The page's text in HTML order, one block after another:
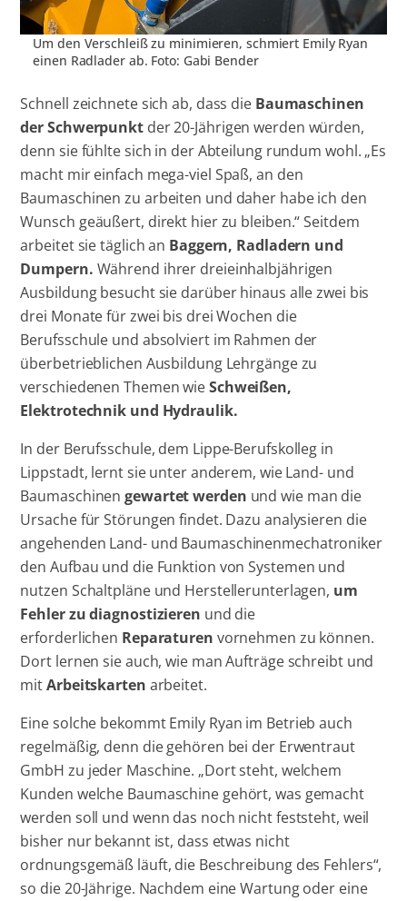
Um den Verschleiß zu minimieren, schmiert Emily Ryan
einen Radlader ab. Foto: Gabi Bender
Schnell zeichnete sich ab, dass die Baumaschinen
der Schwerpunktder 20-Jährigen werden würden,
denn sie fühlte sich in der Abteilung rundum wohl. „Es
macht mir einfach mega-viel Spaß, an den
Baumaschinen zu arbeiten und daher habe ich den
Wunsch geäußert, direkt hier zu bleiben.“ Seitdem
arbeitet sie täglich an Baggern, Radladern und
Dumpern. Während ihrer dreieinhalbjährigen
Ausbildung besucht sie darüber hinaus alle zwei bis
drei Monate für zwei bis drei Wochen die
Berufsschule und absolviert im Rahmen der
überbetrieblichen Ausbildung Lehrgänge zu
verschiedenen Themen wieSchweißen,
Elektrotechnik und Hydraulik.
In der Berufsschule, dem Lippe-Berufskolleg in
Lippstadt, lernt sie unter anderem, wie Land- und
Baumaschinengewartet werden und wie man die
Ursache für Störungen findet. Dazu analysieren die
angehenden Land- und Baumaschinenmechatroniker
den Aufbau und die Funktion von Systemen und
nutzen Schaltpläne und Herstellerunterlagen, um
Fehler zu diagnostizieren und die
erforderlichen Reparaturen vornehmen zu können.
Dort lernen sie auch, wie man Aufträge schreibt und
mitArbeitskarten arbeitet.
Eine solche bekommt Emily Ryan im Betrieb auch
regelmäßig, denn die gehören bei der Erwentraut
GmbH zu jeder Maschine. „Dort steht, welchem
Kunden welche Baumaschine gehört, was gemacht
werden soll und wenn das noch nicht feststeht, weil
bisher nur bekannt ist, dass etwas nicht
ordnungsgemäß läuft, die Beschreibung des Fehlers“,
so die 20-Jährige. Nachdem eine Wartung oder eine